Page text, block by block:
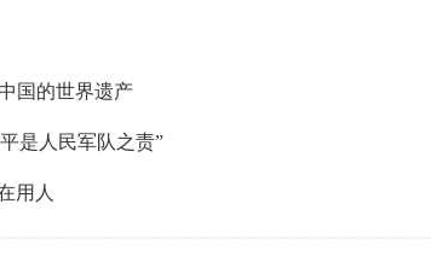
国的世界遗产
是人民军队之责”
用人